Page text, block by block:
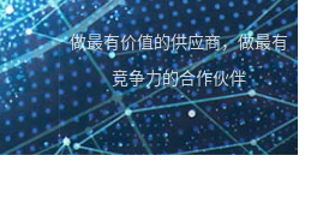
做最有价值的供应商，做最有
竞争力的合作伙伴